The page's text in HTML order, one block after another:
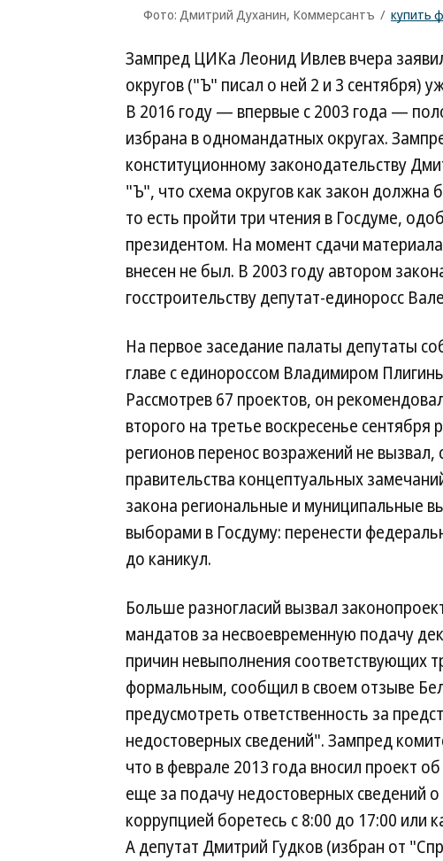
Фото: Дмитрий Духанин, Коммерсантъ / купить
Зампред ЦИКа Леонид Ивлев вчера
округов ("Ъ" писал о ней 2 и 3 сентября)
В 2016 году — впервые с 2003 года —
избрана в одномандатных округах.
конституционному законодательству
"Ъ", что схема округов как закон
то есть пройти три чтения в Госдуме,
президентом. На момент сдачи
внесен не был. В 2003 году автором
госстроительству депутат-единоросс
На первое заседание палаты депутаты
главе с единороссом Владимиром
Рассмотрев 67 проектов, он
второго на третье воскресенье
регионов перенос возражений не
правительства концептуальных
закона региональные и муниципальные
выборами в Госдуму: перенести
до каникул.
Больше разногласий вызвал
мандатов за несвоевременную подачу
причин невыполнения соответствующих
формальным, сообщил в своем отзыве
предусмотреть ответственность за
недостоверных сведений". Зампред
что в феврале 2013 года вносил проект
еще за подачу недостоверных сведений
коррупцией боретесь с 8:00 до 17:00 или
А депутат Дмитрий Гудков (избран от